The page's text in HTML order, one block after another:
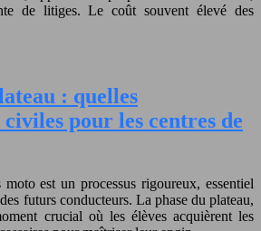
de litiges. Le coût souvent élevé des
: quelles
pour les centres de
est un processus rigoureux, essentiel
futurs conducteurs. La phase du plateau,
crucial où les élèves acquièrent les